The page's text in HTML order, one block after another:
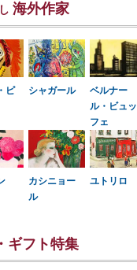
海外作家
ピ
シャガール
ベルナー
ル・ビュッ
フェ
カシニョー
ル
ユトリロ
ギフト特集